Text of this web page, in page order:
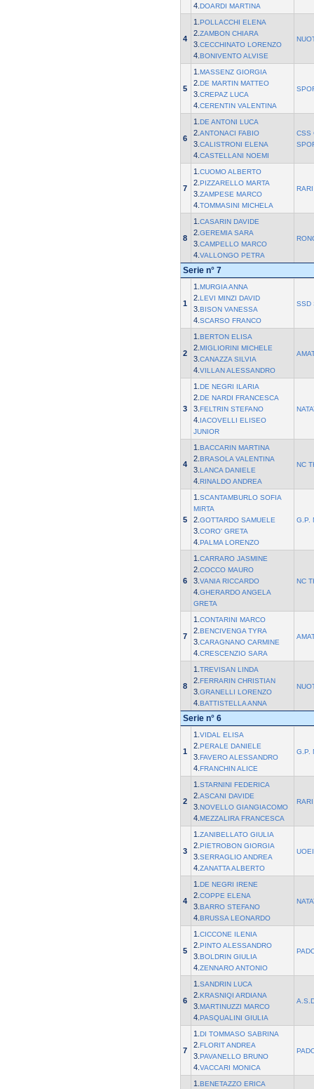
4. DOARDI MARTINA
4
1. POLLACCHI ELENA
2. ZAMBON CHIARA
3. CECCHINATO LORENZO
4. BONIVENTO ALVISE
5
1. MASSENZ GIORGIA
2. DE MARTIN MATTEO
3. CREPAZ LUCA
4. CERENTIN VALENTINA
6
1. DE ANTONI LUCA
2. ANTONACI FABIO
3. CALISTRONI ELENA
4. CASTELLANI NOEMI
CSS
7
1. CUOMO ALBERTO
2. PIZZARELLO MARTA
3. ZAMPESE MARCO
4. TOMMASINI MICHELA
8
1. CASARIN DAVIDE
2. GEREMIA SARA
3. CAMPELLO MARCO
4. VALLONGO PETRA
Serie n° 7
1
1. MURGIA ANNA
2. LEVI MINZI DAVID
3. BISON VANESSA
4. SCARSO FRANCO
SSD
2
1. BERTON ELISA
2. MIGLIORINI MICHELE
3. CANAZZA SILVIA
4. VILLAN ALESSANDRO
3
1. DE NEGRI ILARIA
2. DE NARDI FRANCESCA
3. FELTRIN STEFANO
4. IACOVELLI ELISEO
JUNIOR
4
1. BACCARIN MARTINA
2. BRASOLA VALENTINA
3. LANCA DANIELE
4. RINALDO ANDREA
NC
5
1. SCANTAMBURLO SOFIA
MIRTA
2. GOTTARDO SAMUELE
3. CORO' GRETA
4. PALMA LORENZO
G.P.
6
1. CARRARO JASMINE
2. COCCO MAURO
3. VANIA RICCARDO
4. GHERARDO ANGELA
GRETA
NC
7
1. CONTARINI MARCO
2. BENCIVENGA TYRA
3. CARAGNANO CARMINE
4. CRESCENZIO SARA
8
1. TREVISAN LINDA
2. FERRARIN CHRISTIAN
3. GRANELLI LORENZO
4. BATTISTELLA ANNA
Serie n° 6
1
1. VIDAL ELISA
2. PERALE DANIELE
3. FAVERO ALESSANDRO
4. FRANCHIN ALICE
G.P.
2
1. STARNINI FEDERICA
2. ASCANI DAVIDE
3. NOVELLO GIANGIACOMO
4. MEZZALIRA FRANCESCA
3
1. ZANIBELLATO GIULIA
2. PIETROBON GIORGIA
3. SERRAGLIO ANDREA
4. ZANATTA ALBERTO
4
1. DE NEGRI IRENE
2. COPPE ELENA
3. BARRO STEFANO
4. BRUSSA LEONARDO
5
1. CICCONE ILENIA
2. PINTO ALESSANDRO
3. BOLDRIN GIULIA
4. ZENNARO ANTONIO
6
1. SANDRIN LUCA
2. KRASNIQI ARDIANA
3. MARTINUZZI MARCO
4. PASQUALINI GIULIA
7
1. DI TOMMASO SABRINA
2. FLORIT ANDREA
3. PAVANELLO BRUNO
4. VACCARI MONICA
1. BENETAZZO ERICA